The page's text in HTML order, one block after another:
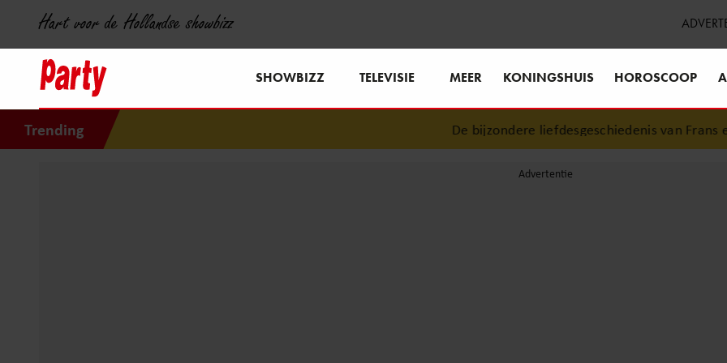
Hart voor de Hollandse showbizz
SHOWBIZZ TELEVISIE MEER KONINGSHUIS HOROSCOOP
Trending De bijzondere liefdesgeschiedenis van Frans en Mariska